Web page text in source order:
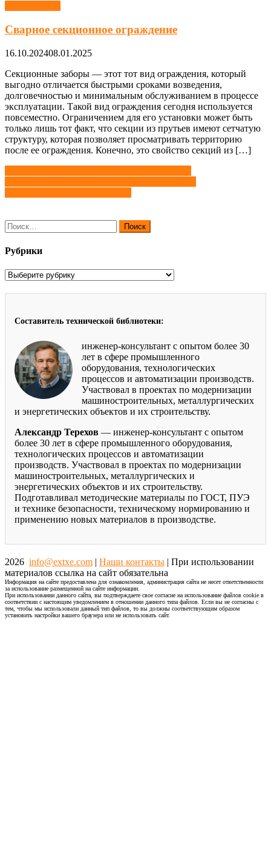
Сварное секционное ограждение
16.10.202408.01.2025
Секционные заборы — этот тот вид ограждения, который
выгодно отличается быстрыми сроками возведения,
долговечностью и минимальным обслуживанием в процессе
эксплуатации. Такой вид ограждения сегодня используется
повсеместно. Ограничением для его установки может быть
только лишь тот факт, что секции из прутьев имеют сетчатую
структуру, которая позволяет просматривать территорию
после ее ограждения. Конечно, это свойство секций из […]
Навигация
по
Найти:
Рубрики
Рубрики
Составитель технической библиотеки:
инженер-консультант с опытом более 30
лет в сфере промышленного
оборудования, технологических
процессов и автоматизации производств.
Участвовал в проектах по модернизации
машиностроительных, металлургических
и энергетических объектов и их строительству.
Александр Терехов — инженер-консультант с опытом
более 30 лет в сфере промышленного оборудования,
технологических процессов и автоматизации
производств. Участвовал в проектах по модернизации
машиностроительных, металлургических и
энергетических объектов и их строительству.
Подготавливал методические материалы по ГОСТ, ПУЭ
и технике безопасности, техническому нормированию и
применению новых материалов в производстве.
2026 info@extxe.com | Наши контакты | При использовании
материалов ссылка на сайт обязательна
Информация на сайте предоставлена для ознакомления, администрация сайта не несет ответственности
за использование размещенной на сайте информации.
При использовании данного сайта, вы подтверждаете свое согласие на использование файлов cookie в
соответствии с настоящим уведомлением в отношении данного типа файлов. Если вы не согласны с
тем, чтобы мы использовали данный тип файлов, то вы должны соответствующим образом
установить настройки вашего браузера или не использовать сайт.